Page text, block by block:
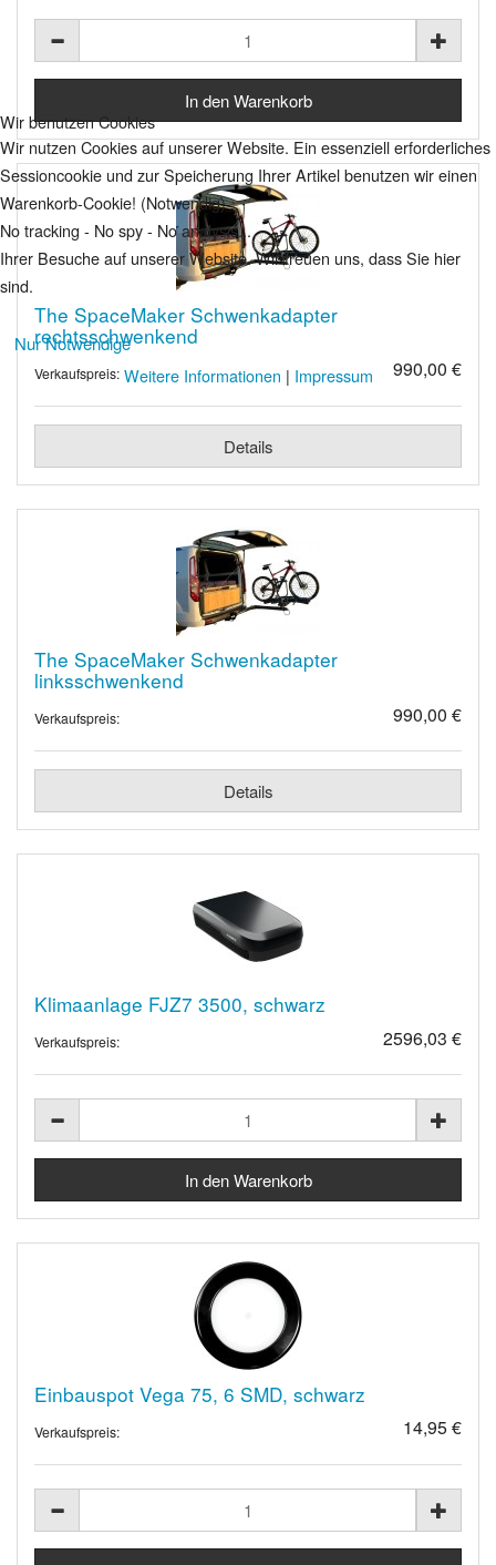
The SpaceMaker Schwenkadapter
rechtsschwenkend
Verkaufspreis: 990,00 €
Details
The SpaceMaker Schwenkadapter
linksschwenkend
Verkaufspreis: 990,00 €
Details
Klimaanlage FJZ7 3500, schwarz
Verkaufspreis: 2596,03 €
Einbauspot Vega 75, 6 SMD, schwarz
Verkaufspreis: 14,95 €
Wir benutzen Cookies
Wir nutzen Cookies auf unserer Website. Ein essenziell erforderliches
Sessioncookie und zur Speicherung Ihrer Artikel benutzen wir einen
Warenkorb-Cookie! (Notwendig)
No tracking - No spy - No analysis...
Ihrer Besuche auf unserer Website. Wir freuen uns, dass Sie hier
sind.
Nur Notwendige
Weitere Informationen | Impressum